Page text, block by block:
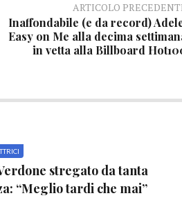
ARTICOLO
Inaffondabile (e da record)
Easy on Me alla decima
in vetta alla Billboard
stregato da tanta
“Meglio tardi che mai”